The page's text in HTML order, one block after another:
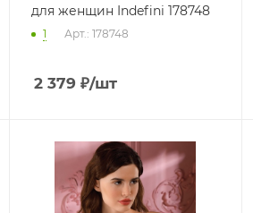
для женщин Indefini 178748
1 Арт.: 178748
2 379 ₽/шт